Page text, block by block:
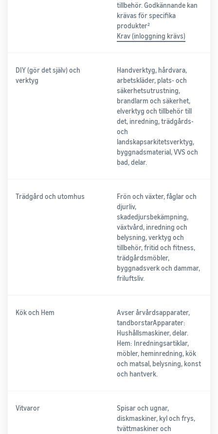
tillbehör. Godkännande kan
krävas för specifika
produkter²
Krav (inloggning krävs)
DIY (gör det själv) och
verktyg
Handverktyg, hårdvara,
arbetskläder, plats- och
säkerhetsutrustning,
brandlarm och säkerhet,
elverktyg och tillbehör till
det, inredning, trädgårds-
och
landskapsarkitetsverktyg,
byggnadsmaterial, VVS och
bad, delar.
Trädgård och utomhus
Frön och växter, fåglar och
djurliv,
skadedjursbekämpning,
växtvård, inredning och
belysning, verktyg och
tillbehör, fritid och fitness,
trädgårdsmöbler,
byggnadsverk och dammar,
friluftsliv.
Kök och Hem
Avser årvårdsapparater,
tandborstarApparater:
Hushållsmaskiner, delar.
Hem: Inredningsartiklar,
möbler, heminredning, kök
och matsal, belysning, konst
och hantverk.
Vitvaror
Spisar och ugnar,
diskmaskiner, kyl och frys,
tvättmaskiner och